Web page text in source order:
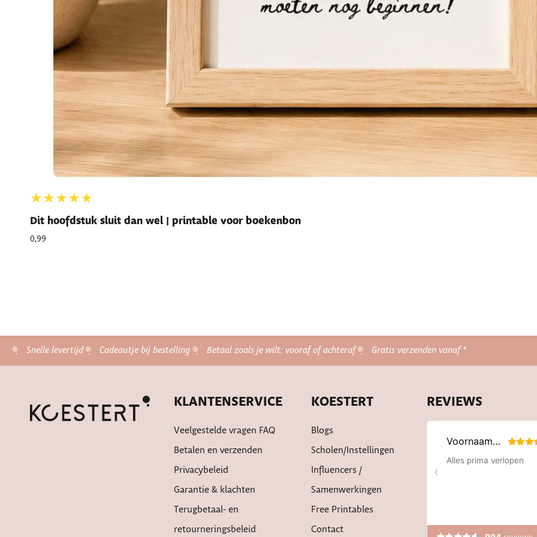
★★★★★
Dit hoofdstuk sluit dan wel | printable voor boekenbon
0,99
Snelle levertijd Cadeautje bij bestelling Betaal zoals je wilt: vooraf of achteraf Gratis verzenden vanaf *
KLANTENSERVICE
Veelgestelde vragen FAQ
Betalen en verzenden
Privacybeleid
Garantie & klachten
Terugbetaal- en
retourneringsbeleid
KOESTERT
Blogs
Scholen/instellingen
Influencers /
Samenwerkingen
Free Printables
Contact
REVIEWS